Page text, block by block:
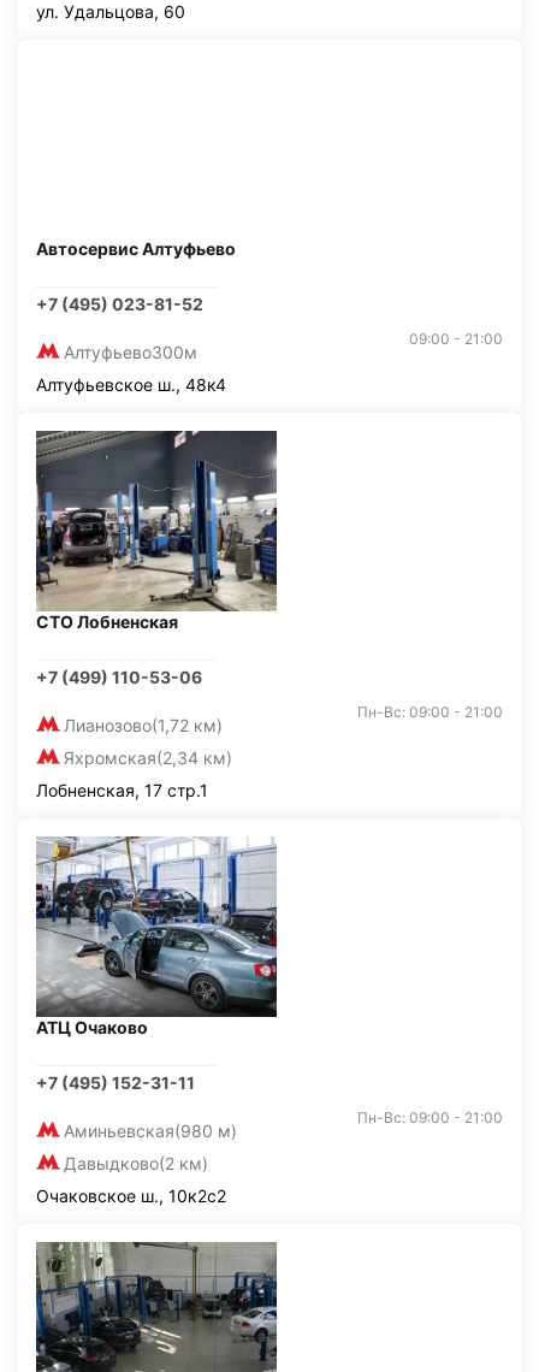
ул. Удальцова, 60
Автосервис Алтуфьево
+7 (495) 023-81-52
Алтуфьево300м
09:00 - 21:00
Алтуфьевское ш., 48к4
СТО Лобненская
+7 (499) 110-53-06
Лианозово(1,72 км)
Яхромская(2,34 км)
Пн-Вс: 09:00 - 21:00
Лобненская, 17 стр.1
АТЦ Очаково
+7 (495) 152-31-11
Аминьевская(980 м)
Давыдково(2 км)
Пн-Вс: 09:00 - 21:00
Очаковское ш., 10к2с2